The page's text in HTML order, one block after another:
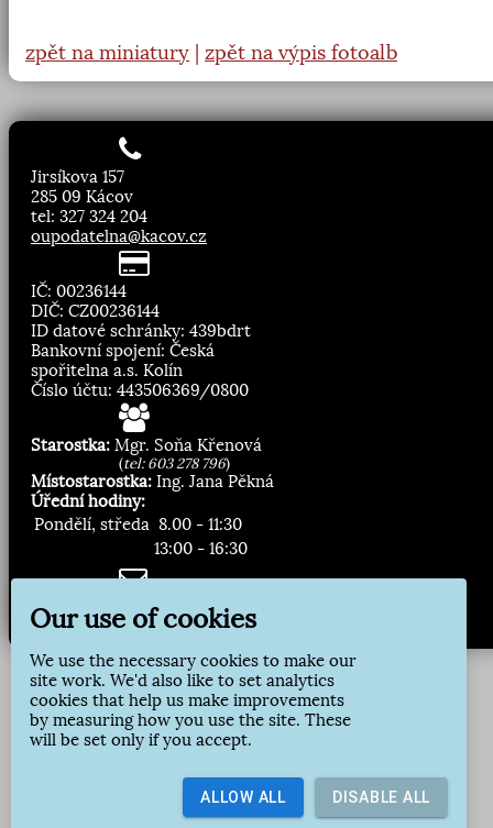
zpět na miniatury zpět na výpis fotoalb
Jirsíkova 157
285 09 Kácov
tel: 327 324 204
oupodatelna@kacov.cz
IČ: 00236144
DIČ: CZ00236144
ID datové schránky: 439bdrt
Bankovní spojení: Česká
spořitelna a.s. Kolín
Číslo účtu: 443506369/0800
Starostka: Mgr. Soňa Křenová
(tel: 603 278 796)
Místostarostka: Ing. Jana Pěkná
Úřední hodiny:
Pondělí, středa 8.00 - 11:30
13:00 - 16:30
Zasílání novinek:
Přihlásit odběr
Our use of cookies
We use the necessary cookies to make our
site work. We'd also like to set analytics
cookies that help us make improvements
by measuring how you use the site. These
will be set only if you accept.
ALLOW ALL DISABLE ALL